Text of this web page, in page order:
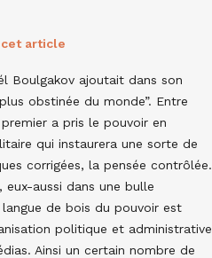
article
Boulgakov ajoutait dans son
obstinée du monde”. Entre
a pris le pouvoir en
qui instaurera une sorte de
corrigées, la pensée contrôlée.
eux-aussi dans une bulle
de bois du pouvoir est
politique et administrative
Ainsi un certain nombre de